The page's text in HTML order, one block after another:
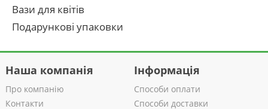
Вази для квітів
Подарункові упаковки
Наша компанія
Про компанію
Контакти
Інформація
Способи оплати
Способи доставки